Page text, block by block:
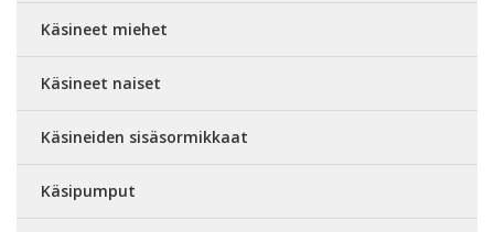
Käsineet miehet
Käsineet naiset
Käsineiden sisäsormikkaat
Käsipumput